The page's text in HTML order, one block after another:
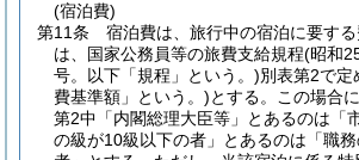
(宿泊費)
第11条
宿泊費は、旅行中の宿泊に要す
は、国家公務員等の旅費支給規程(昭和
号。以下「規程」という。)別表第2で定
費基準額」という。)とする。
この場合
第2中「内閣総理大臣等」とあるのは「
の級が10級以下の者」とあるのは「職